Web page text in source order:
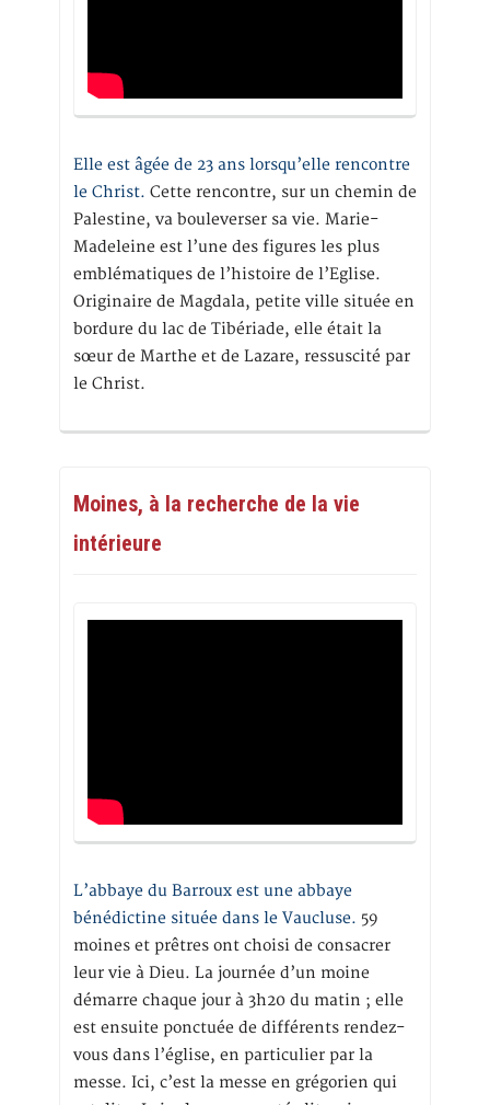
Elle est âgée de 23 ans lorsqu’elle rencontre
le Christ. Cette rencontre, sur un chemin de
Palestine, va bouleverser sa vie. Marie-
Madeleine est l’une des figures les plus
emblématiques de l’histoire de l’Eglise.
Originaire de Magdala, petite ville située en
bordure du lac de Tibériade, elle était la
sœur de Marthe et de Lazare, ressuscité par
le Christ.
Moines, à la recherche de la vie
intérieure
L’abbaye du Barroux est une abbaye
bénédictine située dans le Vaucluse. 59
moines et prêtres ont choisi de consacrer
leur vie à Dieu. La journée d’un moine
démarre chaque jour à 3h20 du matin ; elle
est ensuite ponctuée de différents rendez-
vous dans l’église, en particulier par la
messe. Ici, c’est la messe en grégorien qui